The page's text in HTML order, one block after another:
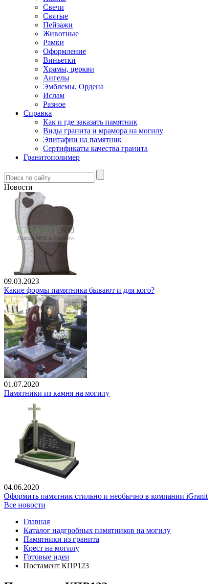
Свечи
Святые
Пейзажи
Животные
Рамки
Оформление
Виньетки
Храмы, церкви
Ангелы
Эмблемы, Ордена
Ислам
Разное
Справка
Как и где заказать памятник
Виды гранита и мрамора на могилу
Эпитафии на памятник
Сертификаты качества гранита
Гранитополимер
Новости
09.03.2023
Какие формы памятника бывают и для кого?
01.07.2020
Памятники из камня на могилу
04.06.2020
Оформить памятник стильно и необычно в компании iGranit
Все новости
Главная
Каталог надгробных памятников на могилу
Памятники из гранита
Крест на могилу
Готовые идеи
Постамент КПР123